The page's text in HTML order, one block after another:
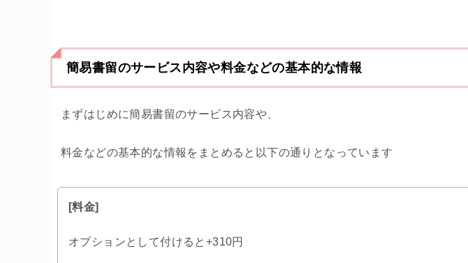
簡易書留のサービス内容や料金などの基本的な情報
まずはじめに簡易書留のサービス内容や、
料金などの基本的な情報をまとめると以下の通りとなっています
[料金]
オプションとして付けると+310円